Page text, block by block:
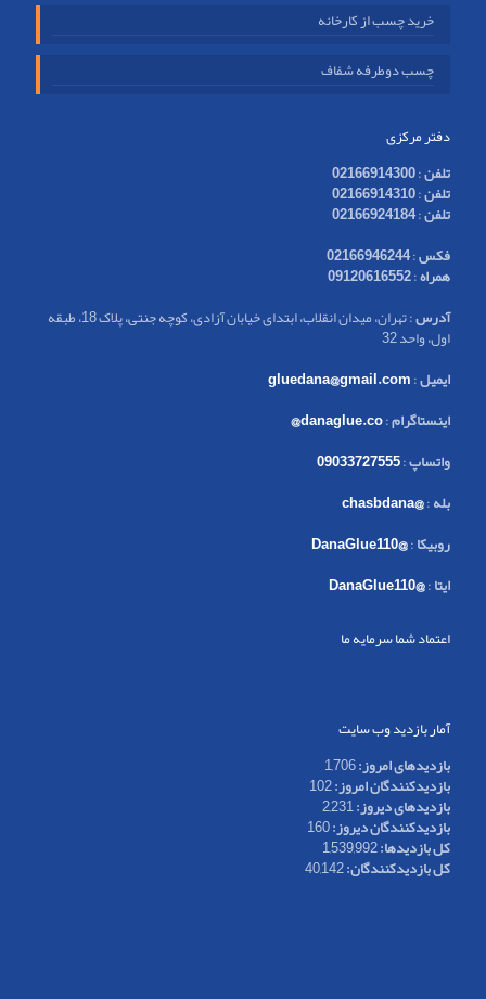
خرید چسب از کارخانه
چسب دوطرفه شفاف
دفتر مرکزی
تلفن:
02166914300
تلفن:
02166914310
تلفن:
02166924184
فکس:
02166946244
همراه:
09120616552
آدرس
: تهران، میدان انقلاب، ابتدای خیابان آزادی، کوچه جنتی، پلاک 18، طبقه
اول، واحد 32
ایمیل:
gluedana@gmail.com
اینستاگرام:
danaglue.co@
واتساپ:
09033727555
بله:
@chasbdana
روبیکا:
@DanaGlue110
ایتا:
@DanaGlue110
اعتماد شما سرمایه ما
آمار بازدید وب سایت
بازدیدهای امروز:1,706
بازدیدکنندگان امروز:102
بازدیدهای دیروز:2,231
بازدیدکنندگان دیروز:160
کل بازدیدها:1,539,992
کل بازدیدکنند‌گان:40,142